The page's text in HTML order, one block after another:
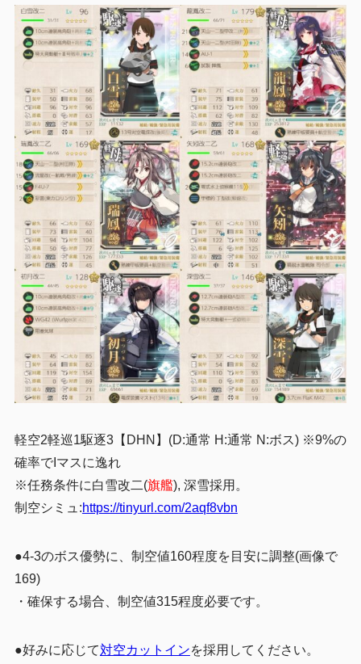
軽空2軽巡1駆逐3【DHN】(D:通常 H:通常 N:ボス) ※9%の
確率でIマスに逸れ
※任務条件に白雪改二(旗艦), 深雪採用。
制空シミュ:https://tinyurl.com/2aqf8vbn
●4-3のボス優勢に、制空値160程度を目安に調整(画像で
169)
・確保する場合、制空値315程度必要です。
●好みに応じて対空カットインを採用してください。